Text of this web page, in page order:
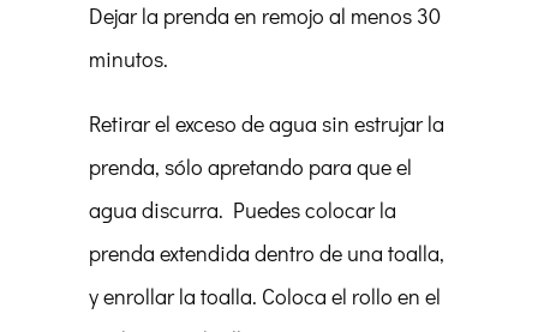
Dejar la prenda en remojo al menos 30
minutos.
Retirar el exceso de agua sin estrujar la
prenda, sólo apretando para que el
agua discurra. Puedes colocar la
prenda extendida dentro de una toalla,
y enrollar la toalla. Coloca el rollo en el